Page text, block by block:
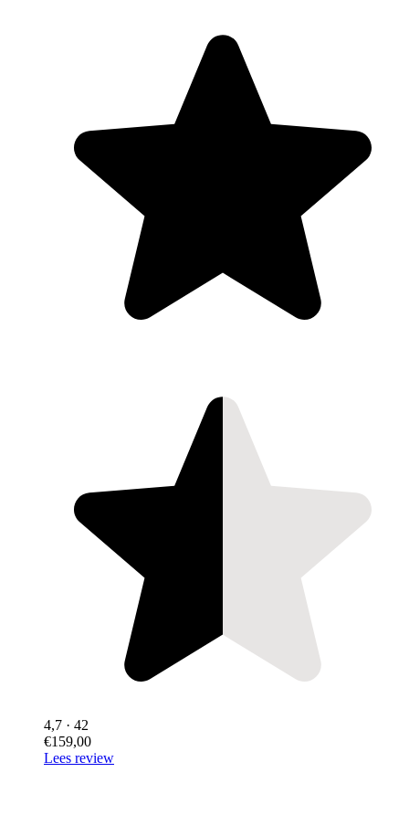
4,7 · 42
€159,00
Lees review